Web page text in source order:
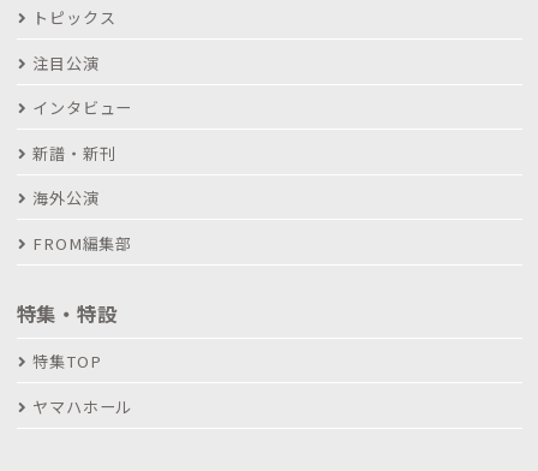
トピックス
注目公演
インタビュー
新譜・新刊
海外公演
FROM編集部
特集・特設
特集TOP
ヤマハホール